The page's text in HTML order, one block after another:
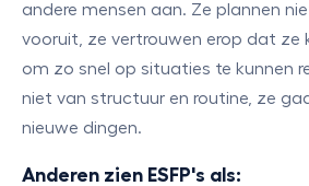
andere mensen aan. Ze plannen
vooruit, ze vertrouwen erop dat ze
om zo snel op situaties te kunnen
niet van structuur en routine, ze
nieuwe dingen.
Anderen zien ESFP's als: